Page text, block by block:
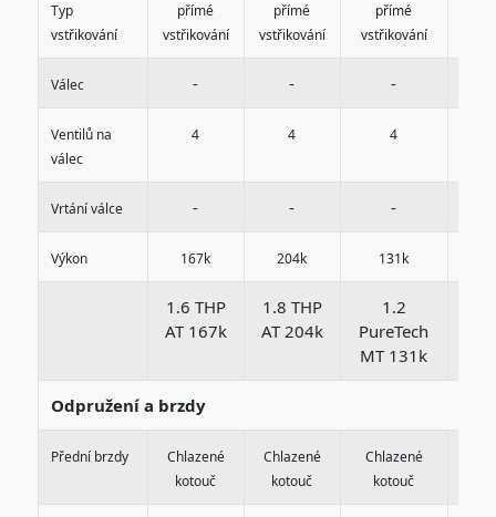
Typ
vstřikování
přímé
vstřikování
přímé
vstřikování
přímé
vstřikování
Válec - - -
Ventilů na
válec
4 4 4
Vrtání válce - - -
Výkon 167k 204k 131k
1.6 THP
AT 167k
1.8 THP
AT 204k
1.2
PureTech
MT 131k
Odpružení a brzdy
Přední brzdy
Chlazené
kotouč
Chlazené
kotouč
Chlazené
kotouč